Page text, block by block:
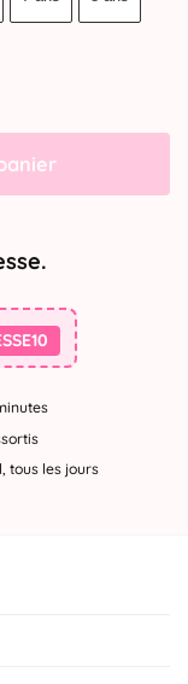
tous les jours